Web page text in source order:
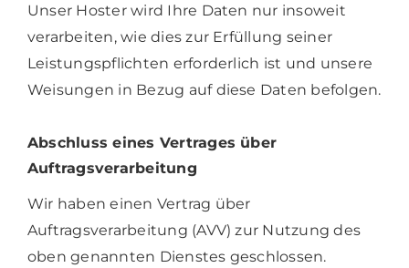
Unser Hoster wird Ihre Daten nur insoweit
verarbeiten, wie dies zur Erfüllung seiner
Leistungspflichten erforderlich ist und unsere
Weisungen in Bezug auf diese Daten befolgen.
Abschluss eines Vertrages über
Auftragsverarbeitung
Wir haben einen Vertrag über
Auftragsverarbeitung (AVV) zur Nutzung des
oben genannten Dienstes geschlossen.